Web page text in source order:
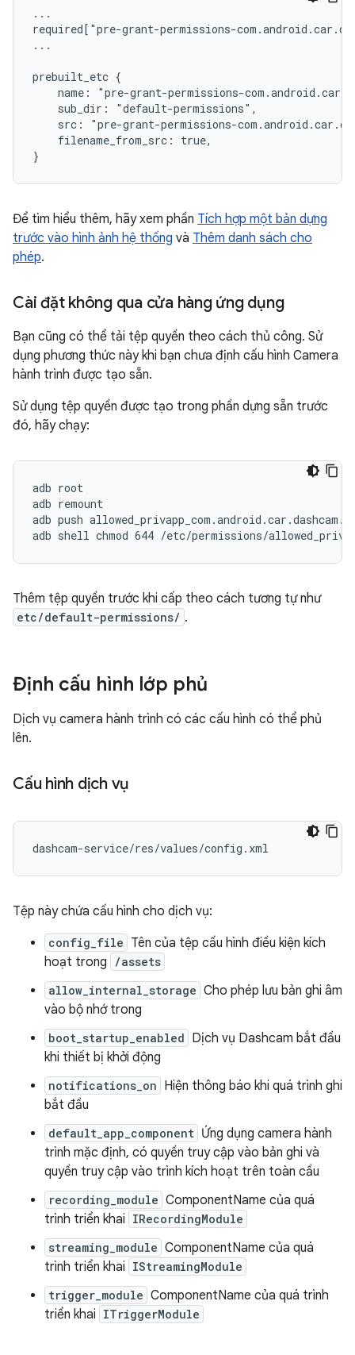
...
required["pre-grant-permissions-
...
prebuilt_etc {
name: "pre-grant-permissions-
    sub_dir: "default-permissions",
src: "pre-grant-permissions-
    filename_from_src: true,
}
Để tìm hiểu thêm, hãy xem phần Tích hợp một bản dựng
trước vào hình ảnh hệ thống và Thêm danh sách cho
phép.
Cài đặt không qua cửa hàng ứng dụng
Bạn cũng có thể tải tệp quyền theo cách thủ công. Sử
dụng phương thức này khi bạn chưa định cấu hình Camera
hành trình được tạo sẵn.
Sử dụng tệp quyền được tạo trong phần dựng sẵn trước
đó, hãy chạy:
adb root
adb remount
adb push
adb shell chmod 644 /etc/permissions/
Thêm tệp quyền trước khi cấp theo cách tương tự như
etc/default-permissions/ .
Định cấu hình lớp phủ
Dịch vụ camera hành trình có các cấu hình có thể phủ
lên.
Cấu hình dịch vụ
Tệp này chứa cấu hình cho dịch vụ:
config_file Tên của tệp cấu hình điều kiện kích
hoạt trong
/assets
allow_internal_storage Cho phép lưu bản ghi âm
vào bộ nhớ trong
boot_startup_enabled Dịch vụ Dashcam bắt đầu
khi thiết bị khởi động
notifications_on Hiện thông báo khi quá trình ghi
bắt đầu
default_app_component Ứng dụng camera hành
trình mặc định, có quyền truy cập vào bản ghi và
quyền truy cập vào trình kích hoạt trên toàn cầu
recording_module ComponentName của quá
trình triển khai IRecordingModule
streaming_module ComponentName của quá
trình triển khai IStreamingModule
trigger_module ComponentName của quá trình
triển khai ITriggerModule